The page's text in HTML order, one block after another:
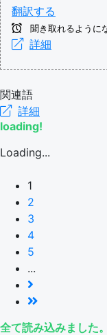
翻訳する
聞き取れるように
詳細
関連語
詳細
loading!
Loading...
1
2
3
4
5
...
全て読み込みました。